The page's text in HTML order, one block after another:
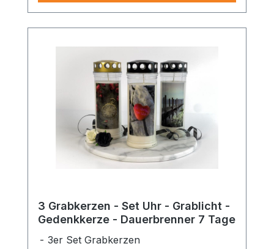
3 Grabkerzen - Set Uhr - Grablicht -
Gedenkkerze - Dauerbrenner 7 Tage
3er Set Grabkerzen